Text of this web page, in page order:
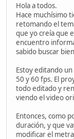
Hola a todos.
Hace muchísimo
retomando el
que yo creía que
encuentro
sabido buscar
Estoy editando
50 y 60 fps. El
todo editado y
viendo el video
Entonces, como
duración, y que
modificar el